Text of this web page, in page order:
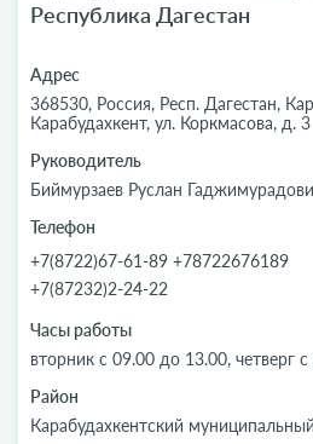
Республика Дагестан
Адрес
368530, Россия, Респ. Дагестан,
Карабудахкент, ул. Коркмасова, д. 3
Руководитель
Биймурзаев Руслан
Телефон
+7(8722)67-61-89 +78722676189
+7(87232)2-24-22
Часы работы
вторник с 09.00 до 13.00, четверг
Район
Карабудахкентский